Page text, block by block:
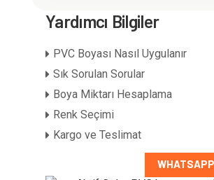
Yardımcı Bilgiler
PVC Boyası Nasıl Uygulanır
Sık Sorulan Sorular
Boya Miktarı Hesaplama
Renk Seçimi
Kargo ve Teslimat